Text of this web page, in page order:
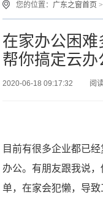
您的位置： 广东之窗首页 >
在家办公困
帮你搞定云办
2020-06-18 09:17:32 阅
目前有很多企业都已
办公。有朋友跟我说
单，在家会犯懒，导致